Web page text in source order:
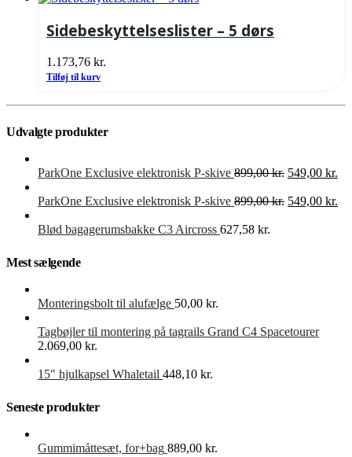
Sidebeskyttelseslister – 5 dørs
1.173,76 kr.
Tilføj til kurv
Udvalgte produkter
ParkOne Exclusive elektronisk P-skive 899,00kr. Den
pris
549,00 kr.
ParkOne Exclusive elektronisk P-skive 899,00kr. Den
549,00 kr.
Blød bagagerumsbakke C3 Aircross 627,58 kr.
Mest sælgende
Monteringsbolt til alufælge 50,00 kr.
Tagbøjler til montering på tagrails Grand C4 Spacetourer
2.069,00 kr.
15″ hjulkapsel Whaletail 448,10 kr.
Seneste produkter
Gummimåttesæt, for+bag 889,00 kr.